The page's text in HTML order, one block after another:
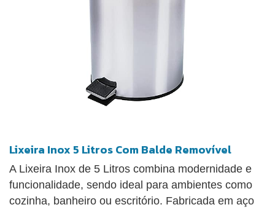
Lixeira Inox 5 Litros Com Balde Removível
A Lixeira Inox de 5 Litros combina modernidade e
funcionalidade, sendo ideal para ambientes como
cozinha, banheiro ou escritório. Fabricada em aço